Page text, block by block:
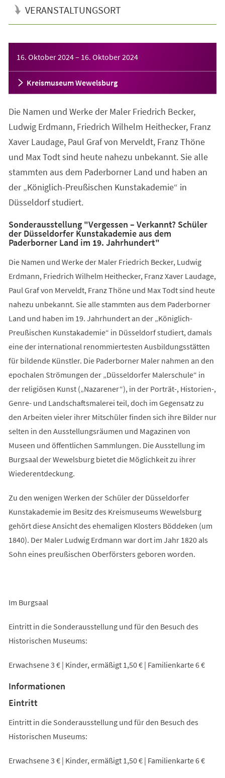
VERANSTALTUNGSORT
16. Oktober 2024– 16. Oktober 2024
Kreismuseum Wewelsburg
Die Namen und Werke der Maler Friedrich Becker,
Ludwig Erdmann, Friedrich Wilhelm Heithecker, Franz
Xaver Laudage, Paul Graf von Merveldt, Franz Thöne
und Max Todt sind heute nahezu unbekannt. Sie alle
stammten aus dem Paderborner Land und haben an
der „Königlich-Preußischen Kunstakademie“ in
Düsseldorf studiert.
Sonderausstellung "Vergessen – Verkannt? Schüler
der Düsseldorfer Kunstakademie aus dem
Paderborner Land im 19. Jahrhundert"
Die Namen und Werke der Maler Friedrich Becker, Ludwig
Erdmann, Friedrich Wilhelm Heithecker, Franz Xaver Laudage,
Paul Graf von Merveldt, Franz Thöne und Max Todt sind heute
nahezu unbekannt. Sie alle stammten aus dem Paderborner
Land und haben im 19. Jahrhundert an der „Königlich-
Preußischen Kunstakademie“ in Düsseldorf studiert, damals
eine der international renommiertesten Ausbildungsstätten
für bildende Künstler. Die Paderborner Maler nahmen an den
epochalen Strömungen der „Düsseldorfer Malerschule“ in
der religiösen Kunst („Nazarener“), in der Porträt-, Historien-,
Genre- und Landschaftsmalerei teil, doch im Gegensatz zu
den Arbeiten vieler ihrer Mitschüler finden sich ihre Bilder nur
selten in den Ausstellungsräumen und Magazinen von
Museen und öffentlichen Sammlungen. Die Ausstellung im
Burgsaal der Wewelsburg bietet die Möglichkeit zu ihrer
Wiederentdeckung.
Zu den wenigen Werken der Schüler der Düsseldorfer
Kunstakademie im Besitz des Kreismuseums Wewelsburg
gehört diese Ansicht des ehemaligen Klosters Böddeken (um
1840). Der Maler Ludwig Erdmann war dort im Jahr 1820 als
Sohn eines preußischen Oberförsters geboren worden.
Im Burgsaal
Eintritt in die Sonderausstellung und für den Besuch des
Historischen Museums:
Erwachsene 3 € | Kinder, ermäßigt 1,50 € | Familienkarte 6 €
Informationen
Eintritt
Eintritt in die Sonderausstellung und für den Besuch des
Historischen Museums:
Erwachsene 3 € | Kinder, ermäßigt 1,50 € | Familienkarte 6 €